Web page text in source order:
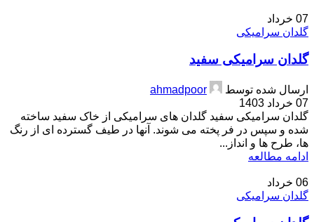
07 خرداد
گلدان سرامیکی
گلدان سرامیکی سفید
ارسال شده توسط
ahmadpoor
07 خرداد 1403
گلدان سرامیکی سفید گلدان های سرامیکی از خاک سفید ساخته
شده و سپس در فر پخته می شوند. آنها در طیف گسترده ای از رنگ
ها، طرح ها و انداز...
ادامه مطالعه
06 خرداد
گلدان سرامیکی